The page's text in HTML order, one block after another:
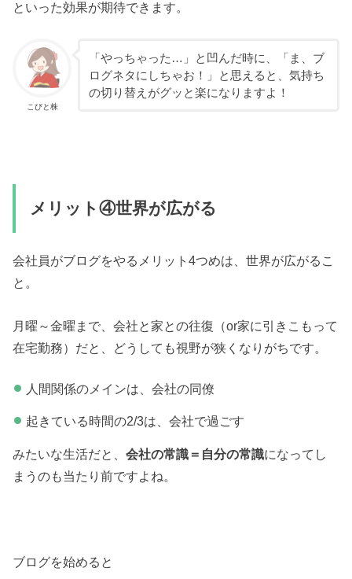
といった効果が期待できます。
こびと株
「やっちゃった…」と凹んだ時に、「ま、ブ
ログネタにしちゃお！」と思えると、気持ち
の切り替えがグッと楽になりますよ！
メリット④世界が広がる
会社員がブログをやるメリット4つめは、世界が広がるこ
と。
月曜～金曜まで、会社と家との往復（or家に引きこもって
在宅勤務）だと、どうしても視野が狭くなりがちです。
人間関係のメインは、会社の同僚
起きている時間の2/3は、会社で過ごす
みたいな生活だと、会社の常識＝自分の常識になってし
まうのも当たり前ですよね。
ブログを始めると